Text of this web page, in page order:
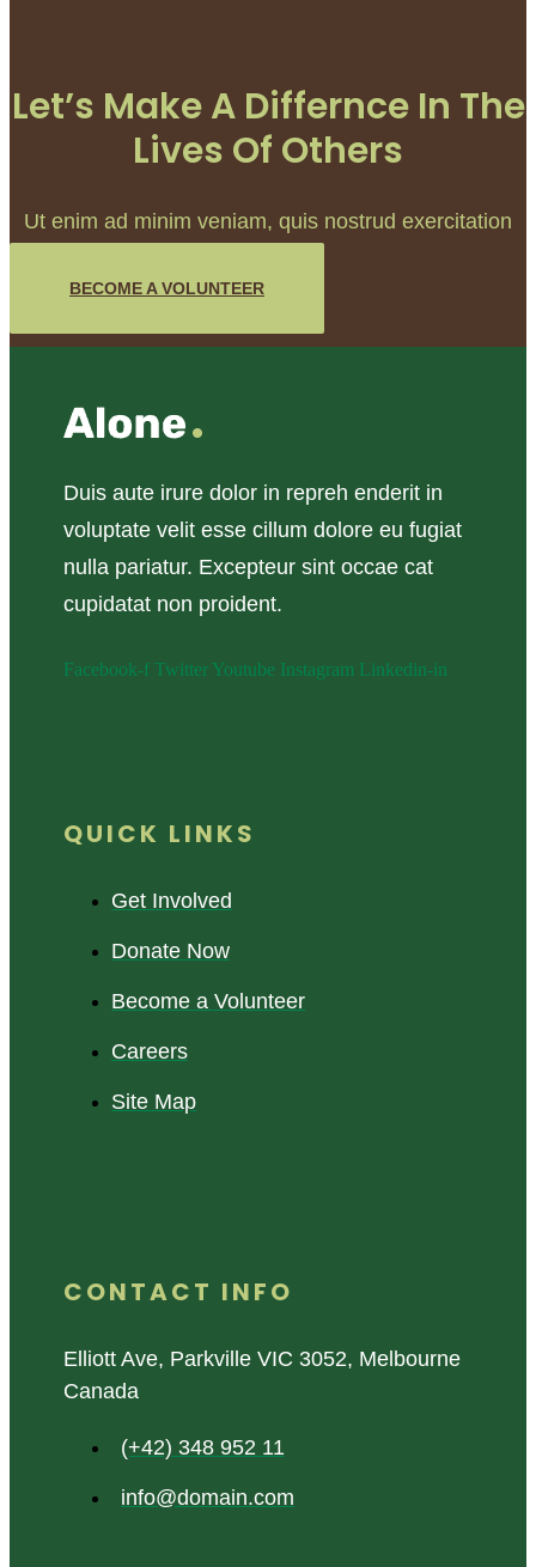
Let’s Make A Differnce In The
Lives Of Others
Ut enim ad minim veniam, quis nostrud exercitation
BECOME A VOLUNTEER
Duis aute irure dolor in repreh enderit in
voluptate velit esse cillum dolore eu fugiat
nulla pariatur. Excepteur sint occae cat
cupidatat non proident.
Facebook-f Twitter Youtube Instagram Linkedin-in
QUICK LINKS
Get Involved
Donate Now
Become a Volunteer
Careers
Site Map
CONTACT INFO
Elliott Ave, Parkville VIC 3052, Melbourne
Canada
(+42) 348 952 11
info@domain.com